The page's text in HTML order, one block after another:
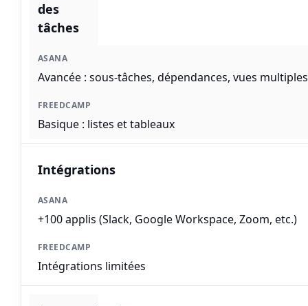
des
tâches
Avancée : sous-tâches, dépendances, vues multiples
Basique : listes et tableaux
Intégrations
+100 applis (Slack, Google Workspace, Zoom, etc.)
Intégrations limitées